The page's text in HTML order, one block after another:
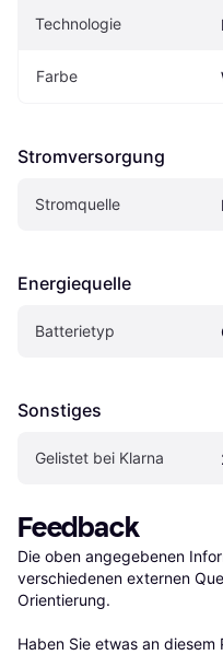
Technologie
Farbe
Stromversorgung
Stromquelle
Energiequelle
Batterietyp
Sonstiges
Gelistet bei Klarna
Feedback
Die oben angegebenen
verschiedenen externen
Orientierung.
Haben Sie etwas an